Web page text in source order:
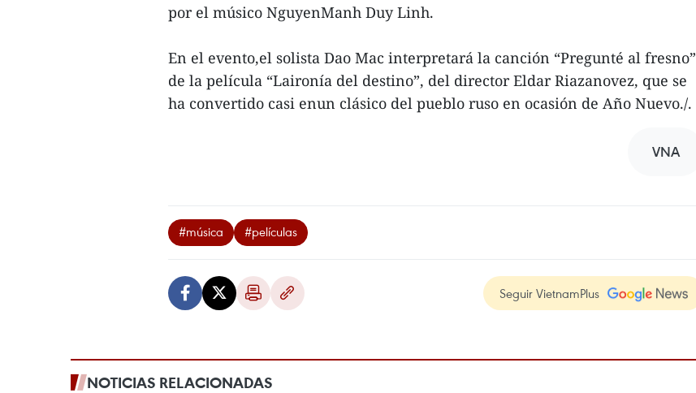
por el músico NguyenManh Duy Linh.
En el evento,el solista Dao Mac interpretará la canción “Pregunté al fresno”
de la película “Laironía del destino”, del director Eldar Riazanovez, que se
ha convertido casi enun clásico del pueblo ruso en ocasión de Año Nuevo./.
VNA
#música #películas
Seguir VietnamPlus
NOTICIAS RELACIONADAS